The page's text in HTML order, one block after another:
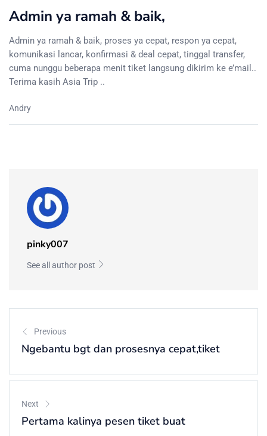
Admin ya ramah & baik,
Admin ya ramah & baik, proses ya cepat, respon ya cepat,
komunikasi lancar, konfirmasi & deal cepat, tinggal transfer,
cuma nunggu beberapa menit tiket langsung dikirim ke e’mail..
Terima kasih Asia Trip ..
Andry
pinky007
See all author post
Previous
Ngebantu bgt dan prosesnya cepat,tiket
Next
Pertama kalinya pesen tiket buat